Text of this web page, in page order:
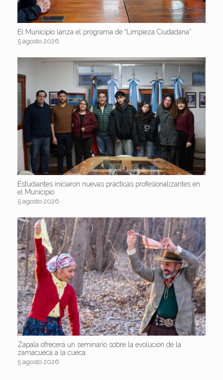
El Municipio lanza el programa de “Limpieza Ciudadana”
5 agosto 2026
Estudiantes iniciaron nuevas prácticas profesionalizantes en
el Municipio
5 agosto 2026
Zapala ofrecerá un seminario sobre la evolución de la
zamacueca a la cueca
5 agosto 2026